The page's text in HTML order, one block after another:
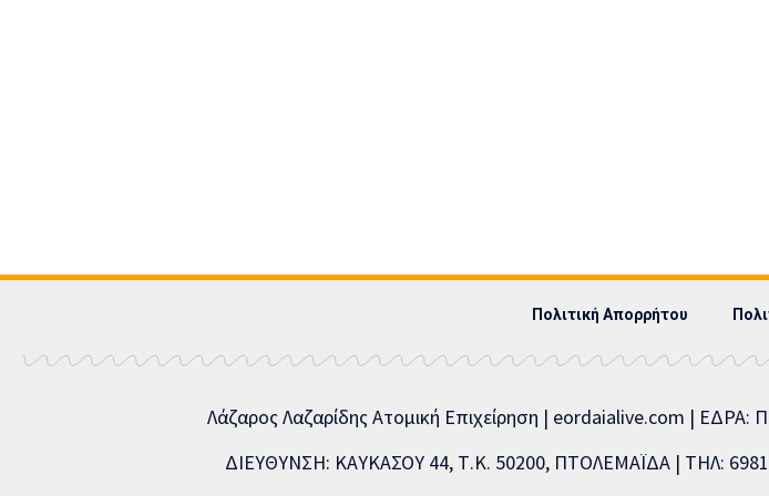
Πολιτική Απορρήτου
Λάζαρος Λαζαρίδης Ατομική Επιχείρηση | eordaialive.com |
ΔΙΕΥΘΥΝΣΗ: ΚΑΥΚΑΣΟΥ 44, Τ.Κ. 50200, ΠΤΟΛΕΜΑΪΔΑ | ΤΗΛ: